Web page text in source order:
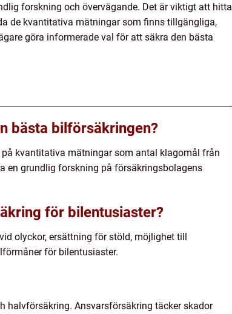
forskning och övervägande. Det är viktigt att hitta
de kvantitativa mätningar som finns tillgängliga,
göra informerade val för att säkra den bästa
bästa bilförsäkringen?
kvantitativa mätningar som antal klagomål från
en grundlig forskning på försäkringsbolagens
för bilentusiaster?
olyckor, ersättning för stöld, möjlighet till
för bilentusiaster.
halvförsäkring. Ansvarsförsäkring täcker skador